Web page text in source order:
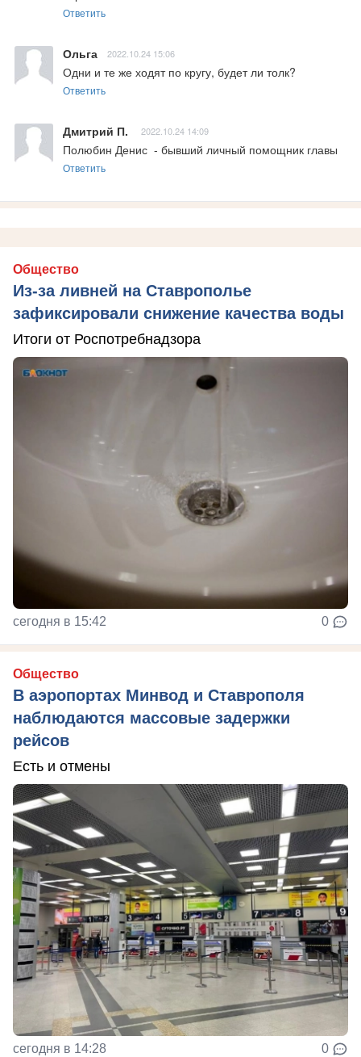
Ответить
Ольга 2022.10.24 15:06
Одни и те же ходят по кругу, будет ли толк?
Ответить
Дмитрий П. 2022.10.24 14:09
Полюбин Денис  - бывший личный помощник главы
Ответить
Общество
Из-за ливней на Ставрополье
зафиксировали снижение качества воды
Итоги от Роспотребнадзора
сегодня в 15:42 0
Общество
В аэропортах Минвод и Ставрополя
наблюдаются массовые задержки
рейсов
Есть и отмены
сегодня в 14:28 0